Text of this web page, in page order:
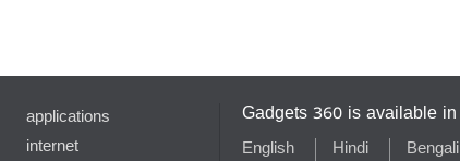
applications
internet
Gadgets 360 is available in
English Hindi Bengali